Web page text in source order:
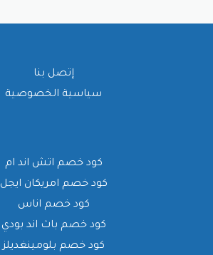
إتصل بنا
سياسية الخصوصية
كود خصم اتش اند ام
كود خصم امريكان ايجل
كود خصم اناس
كود خصم باث اند بودي
كود خصم بلومينغديلز